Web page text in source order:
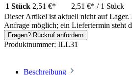
1 Stück 2,51 €* 2,51 €* / 1 Stück
Dieser Artikel ist aktuell nicht auf Lager.
Anfrage möglich; ein Liefertermin steht
Fragen? Rückruf anfordern
Produktnummer: ILL31
Beschreibung